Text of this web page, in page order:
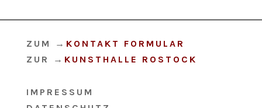
ZUM → KONTAKT FORMULAR
ZUR
→ KUNSTHALLE ROSTOCK
IMPRESSUM